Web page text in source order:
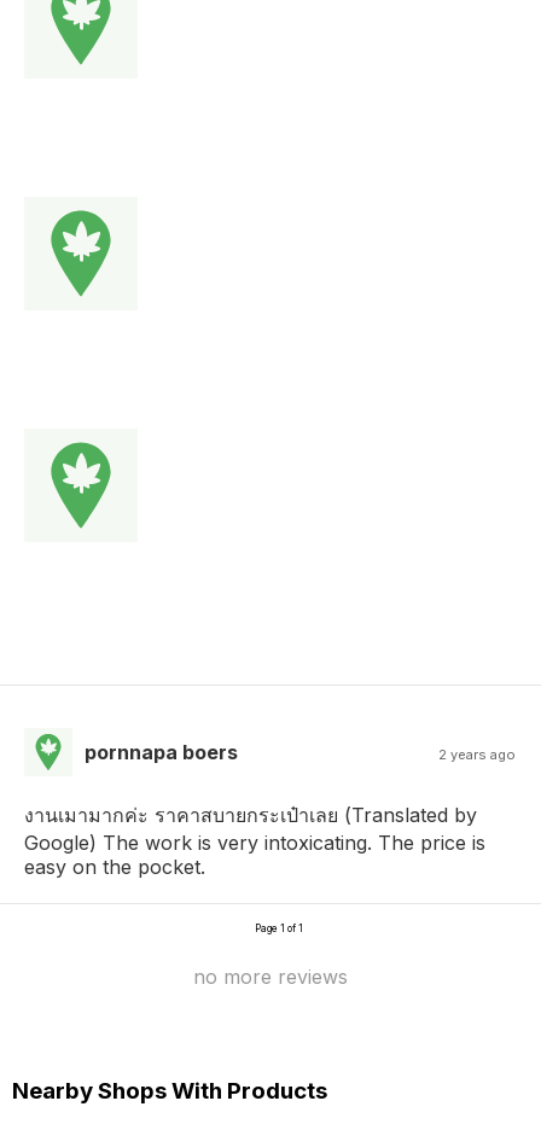
pornnapa boers 2 years ago
งานเมามากค่ะ ราคาสบายกระเป๋าเลย (Translated by
Google) The work is very intoxicating. The price is
easy on the pocket.
Page 1 of 1
no more reviews
Nearby Shops With Products